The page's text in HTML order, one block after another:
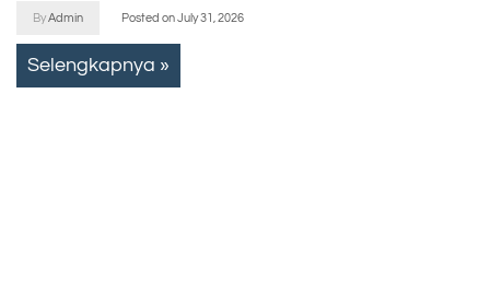
ByAdmin Posted onJuly 31, 2026
Selengkapnya »